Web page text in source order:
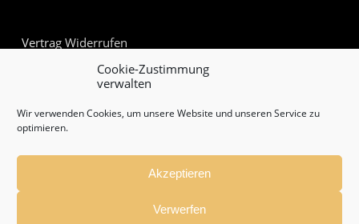
Cookie-Zustimmung
verwalten
Wir verwenden Cookies, um unsere Website und unseren Service zu
optimieren.
Akzeptieren
Verwerfen
Vertrag Widerrufen